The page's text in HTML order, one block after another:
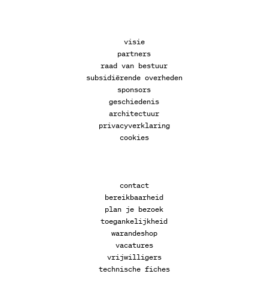
visie
partners
raad van bestuur
subsidiërende overheden
sponsors
geschiedenis
architectuur
privacyverklaring
cookies
contact
bereikbaarheid
plan je bezoek
toegankelijkheid
warandeshop
vacatures
vrijwilligers
technische fiches